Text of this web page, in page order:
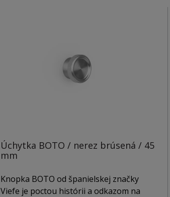
Úchytka BOTO / nerez brúsená / 45
mm
Knopka BOTO od španielskej značky
Viefe je poctou histórii a odkazom na